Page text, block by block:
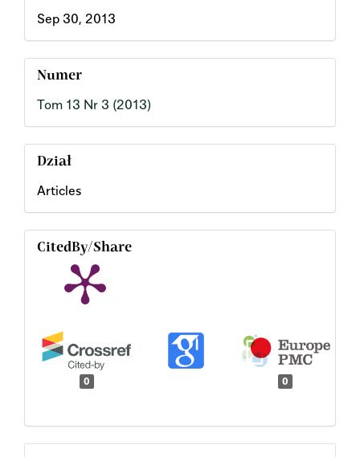
Sep 30, 2013
Numer
Tom 13 Nr 3 (2013)
Dział
Articles
CitedBy/Share
0 0